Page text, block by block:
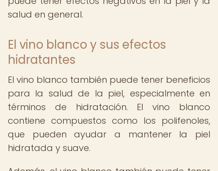
salud en general.
El vino blanco y sus efectos
hidratantes
El vino blanco también puede tener beneficios
para la salud de la piel, especialmente en
términos de hidratación. El vino blanco
contiene compuestos como los polifenoles,
que pueden ayudar a mantener la piel
hidratada y suave.